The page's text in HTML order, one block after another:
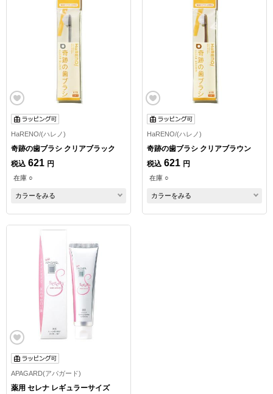
HaRENO/(ハレノ)
奇跡の歯ブラシ クリアブラック
税込 621 円
在庫 ○
カラーをみる
HaRENO/(ハレノ)
奇跡の歯ブラシ クリアブラウン
税込 621 円
在庫 ○
カラーをみる
APAGARD(アパガード)
薬用 セレナ レギュラーサイズ